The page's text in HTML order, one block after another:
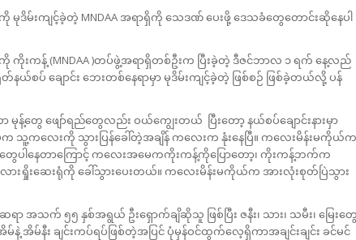
းကျင့်ခဲ့တဲ့ MNDAA အရာရှိကို သေဒဏ် ပေးဖို့ ဒေသခံတွေတောင်းဆိုနေပါ
ကန့် (MNDAA )တပ်ဖွဲ့အရာရှိတစ်ဦးက ပြီးခဲ့တဲ့ ဒီဇင်ဘာလ ၁ ရက် နေ့လည်
နယ်စပ် ချောင်း ဘေးတစ်နေရာမှာ မုဒိမ်းကျင့်ခဲ့တဲ့ ဖြစ်စဉ် ဖြစ်ခဲ့တယ်လို့ ပန်
န့်တွေ ဖျော်ရည်တွေလည်း ဝယ်ကျွေးတယ် ပြီးတော့ နယ်စပ်ချောင်းနားမှာ
က သူ့ကလေးကို သွားပြန်ခေါ်တဲ့အချိန် ကလေးက နုံးနေပြီ။ ကလေးမိန်းမကိုယ်က
ပါနေတာကြောင့် ကလေးအမေကကိုးကန့်ကိုပြောတော့၊ ကိုးကန့်ဘက်က
ားရှိုးဆေးရုံကို ခေါ်သွားပေးတယ်။ ကလေးမိန်းမကိုယ်က အားလုံးစုတ်ပြဲသွား
သက် ၅၅ နှစ်အရွယ် ဦးရှောက်ချိဆိုသူ ဖြစ်ပြီး ဇနီး၊ သား၊ သမီး၊ မြေးတွ
အိမ်နီး ချင်းကပ်ရပ်ဖြစ်တဲ့အပြင် ပုံမှန်ဝင်ထွက်လေ့ရှိကာအချင်းချင်း ခင်မင်